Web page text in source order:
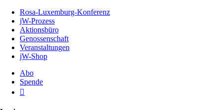
Inhalt
Seite
Rosa-Luxemburg-Konferenz
jW-Prozess
Aktionsbüro
Genossenschaft
Veranstaltungen
jW-Shop
Abo
Spende